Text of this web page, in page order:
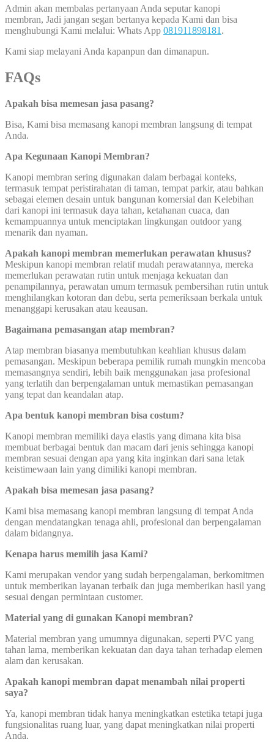
Admin akan membalas pertanyaan Anda seputar kanopi
membran, Jadi jangan segan bertanya kepada Kami dan bisa
menghubungi Kami melalui: Whats App 081911898181.
Kami siap melayani Anda kapanpun dan dimanapun.
FAQs
Apakah bisa memesan jasa pasang?
Bisa, Kami bisa memasang kanopi membran langsung di tempat
Anda.
Apa Kegunaan Kanopi Membran?
Kanopi membran sering digunakan dalam berbagai konteks,
termasuk tempat peristirahatan di taman, tempat parkir, atau bahkan
sebagai elemen desain untuk bangunan komersial dan Kelebihan
dari kanopi ini termasuk daya tahan, ketahanan cuaca, dan
kemampuannya untuk menciptakan lingkungan outdoor yang
menarik dan nyaman.
Apakah kanopi membran memerlukan perawatan khusus?
Meskipun kanopi membran relatif mudah perawatannya, mereka
memerlukan perawatan rutin untuk menjaga kekuatan dan
penampilannya, perawatan umum termasuk pembersihan rutin untuk
menghilangkan kotoran dan debu, serta pemeriksaan berkala untuk
menanggapi kerusakan atau keausan.
Bagaimana pemasangan atap membran?
Atap membran biasanya membutuhkan keahlian khusus dalam
pemasangan. Meskipun beberapa pemilik rumah mungkin mencoba
memasangnya sendiri, lebih baik menggunakan jasa profesional
yang terlatih dan berpengalaman untuk memastikan pemasangan
yang tepat dan keandalan atap.
Apa bentuk kanopi membran bisa costum?
Kanopi membran memiliki daya elastis yang dimana kita bisa
membuat berbagai bentuk dan macam dari jenis sehingga kanopi
membran sesuai dengan apa yang kita inginkan dari sana letak
keistimewaan lain yang dimiliki kanopi membran.
Apakah bisa memesan jasa pasang?
Kami bisa memasang kanopi membran langsung di tempat Anda
dengan mendatangkan tenaga ahli, profesional dan berpengalaman
dalam bidangnya.
Kenapa harus memilih jasa Kami?
Kami merupakan vendor yang sudah berpengalaman, berkomitmen
untuk memberikan layanan terbaik dan juga memberikan hasil yang
sesuai dengan permintaan customer.
Material yang di gunakan Kanopi membran?
Material membran yang umumnya digunakan, seperti PVC yang
tahan lama, memberikan kekuatan dan daya tahan terhadap elemen
alam dan kerusakan.
Apakah kanopi membran dapat menambah nilai properti
saya?
Ya, kanopi membran tidak hanya meningkatkan estetika tetapi juga
fungsionalitas ruang luar, yang dapat meningkatkan nilai properti
Anda.